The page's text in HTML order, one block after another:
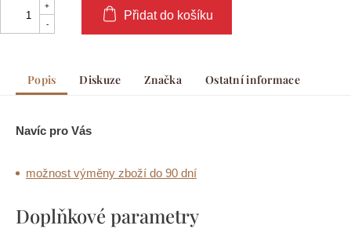
Přidat do košíku
Popis Diskuze Značka Ostatní informace
Navíc pro Vás
možnost výměny zboží do 90 dní
Doplňkové parametry